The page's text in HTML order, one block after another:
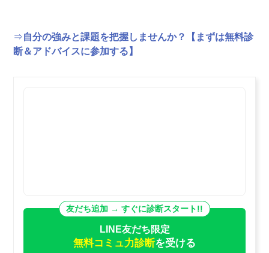
⇒自分の強みと課題を把握しませんか？【まずは無料診
断＆アドバイスに参加する】
LINE友だち限定
無料コミュ力診断を受ける